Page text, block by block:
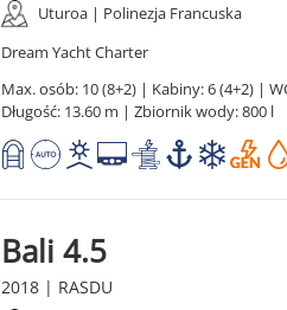
Uturoa | Polinezja Francuska
Dream Yacht Charter
Max. osób: 10 (8+2) | Kabiny: 6 (4+2) |
Długość: 13.60 m | Zbiornik wody: 800 l
Bali 4.5
2018 | RASDU